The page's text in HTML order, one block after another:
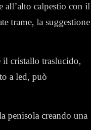
all’alto calpestio con il
trame, la suggestione
il cristallo traslucido,
a led, può
penisola creando una